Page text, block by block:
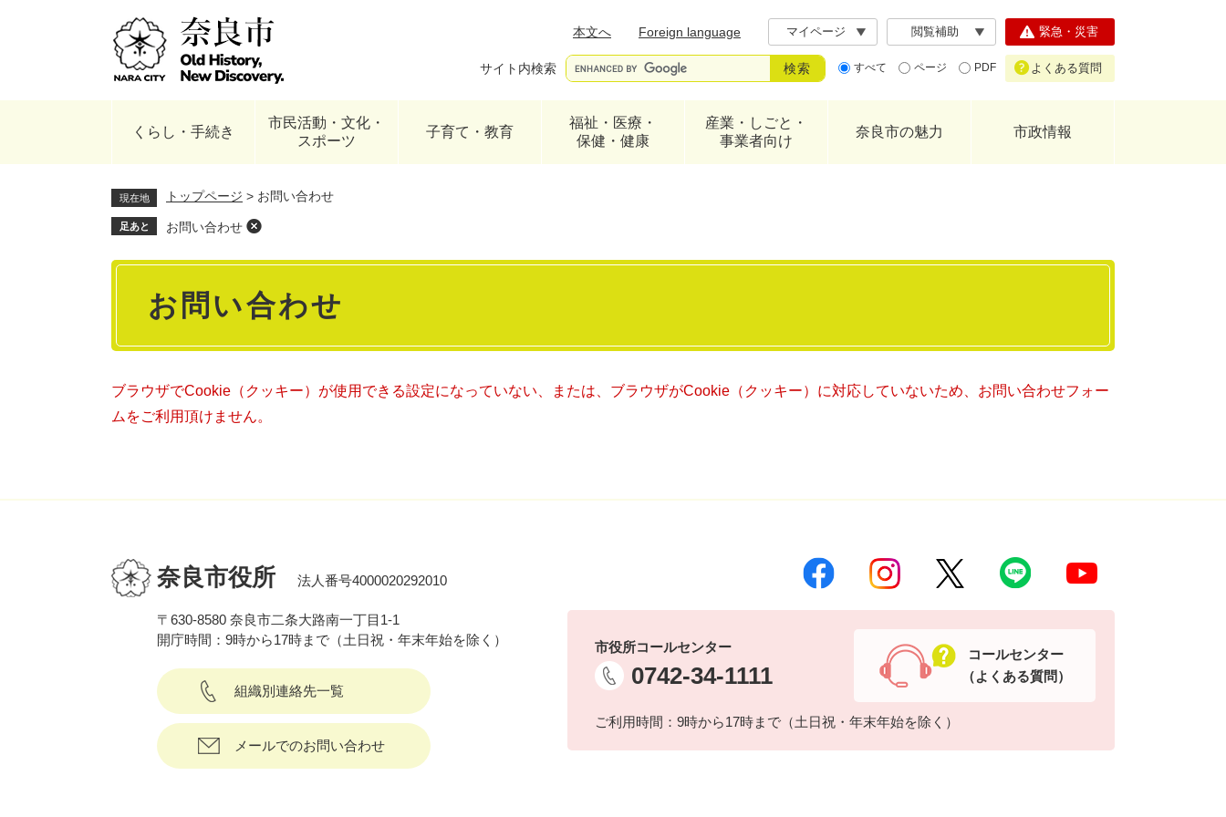
本文へ
Foreign language マイページ 閲覧補助
サイト内検索 すべて ページ PDF
緊急・災害
よくある質問
くらし・手続き
市民活動・文化・
スポーツ
子育て・教育
福祉・医療・
保健・健康
産業・しごと・
事業者向け
奈良市の魅力 市政情報
現在地 トップページ > お問い合わせ
足あと お問い合わせ
本
お問い合わせ
ブラウザでCookie（クッキー）が使用できる設定になっていない、または、ブラウザがCookie（クッキー）に対応していないため、お問い合わせフォー
ムをご利用頂けません。
奈良市役所 法人番号4000020292010
〒630-8580 奈良市二条大路南一丁目1-1
開庁時間：9時から17時まで（土日祝・年末年始を除く）
組織別連絡先一覧
メールでのお問い合わせ
市役所コールセンター
0742-34-1111
ご利用時間：9時から17時まで（土日祝・年末年始を除く）
コールセンター
（よくある質問）